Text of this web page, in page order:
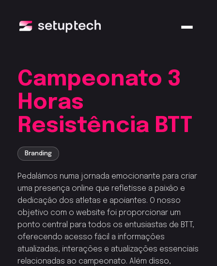
Campeonato 3
Horas
Resistência BTT
Branding
Pedalámos numa jornada emocionante para criar
uma presença online que refletisse a paixão e
dedicação dos atletas e apoiantes. O nosso
objetivo com o website foi proporcionar um
ponto central para todos os entusiastas de BTT,
oferecendo acesso fácil a informações
atualizadas, interações e atualizações essenciais
relacionadas ao campeonato. Além disso,